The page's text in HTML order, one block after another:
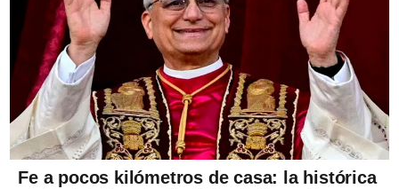
Fe a pocos kilómetros de casa: la histórica